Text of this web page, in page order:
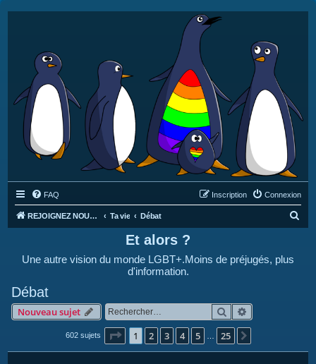
FAQ Connexion
Inscription
REJOIGNEZ NOUS SUR DISCORD : https://discord.gg/4C2Bvub Ta vie Débat
e
Et alors ?
Une autre vision du monde LGBT+.Moins de préjugés, plus
d'information.
Débat
Nouveau sujet Rechercher
602 sujets Page 1sur25
1 2 3 4 5 25